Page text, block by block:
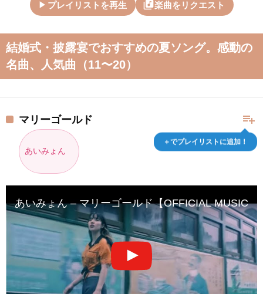
play_arrow プレイリストを再生 library_music楽曲をリクエスト
結婚式・披露宴でおすすめの夏ソング。感動の
名曲、人気曲（11〜20）
playlist_add
＋でプレイリストに追加！
マリーゴールド
あいみょん
あいみょん – マリーゴールド【OFFICIAL MUSIC